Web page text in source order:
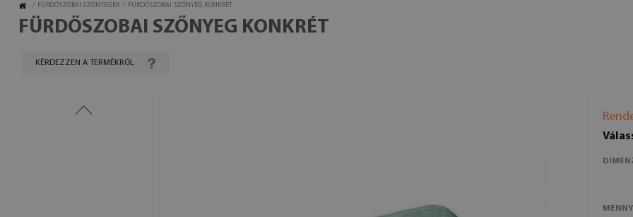
/ FÜRDŐSZOBAI SZŐNYEGEK / FÜRDŐSZOBAI SZŐNYEG KONKRÉT
FÜRDŐSZOBAI SZŐNYEG KONKRÉT
KÉRDEZZEN A TERMÉKRŐL